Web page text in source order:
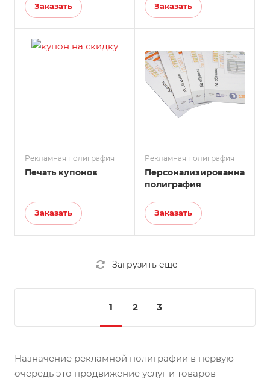
Заказать Заказать
Рекламная полиграфия
Печать купонов
Заказать
Рекламная полиграфия
Персонализированная
полиграфия
Заказать
Загрузить еще
1 2 3
Назначение рекламной полиграфии в первую
очередь это продвижение услуг и товаров